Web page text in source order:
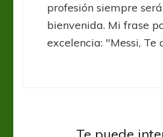
profesión siempre será
bienvenida. Mi frase
excelencia: "Messi, Te